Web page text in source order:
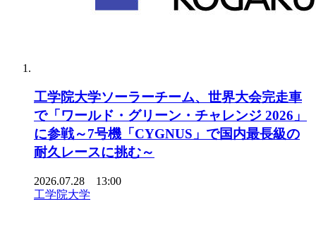
工学院大学ソーラーチーム、世界大会完走車
で「ワールド・グリーン・チャレンジ 2026」
に参戦～7号機「CYGNUS」で国内最長級の
耐久レースに挑む～
2026.07.28 13:00
工学院大学